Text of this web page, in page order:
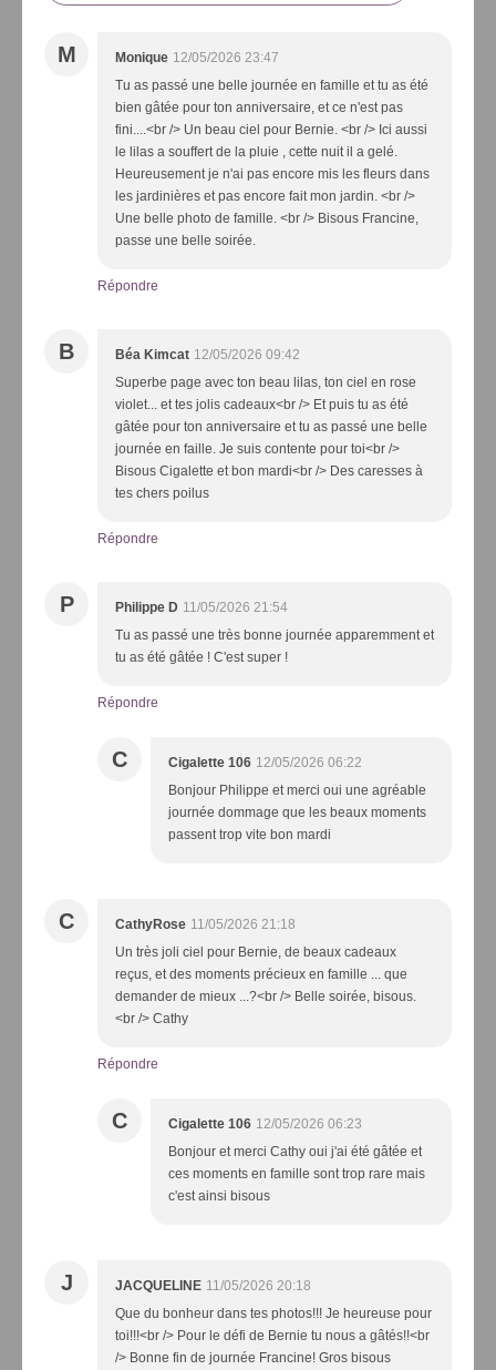
M Monique 12/05/2026 23:47
Tu as passé une belle journée en famille et tu as été
bien gâtée pour ton anniversaire, et ce n'est pas
fini....<br /> Un beau ciel pour Bernie. <br /> Ici aussi
le lilas a souffert de la pluie , cette nuit il a gelé.
Heureusement je n'ai pas encore mis les fleurs dans
les jardinières et pas encore fait mon jardin. <br />
Une belle photo de famille. <br /> Bisous Francine,
passe une belle soirée.
Répondre
B Béa Kimcat 12/05/2026 09:42
Superbe page avec ton beau lilas, ton ciel en rose
violet... et tes jolis cadeaux<br /> Et puis tu as été
gâtée pour ton anniversaire et tu as passé une belle
journée en faille. Je suis contente pour toi<br />
Bisous Cigalette et bon mardi<br /> Des caresses à
tes chers poilus
Répondre
P Philippe D 11/05/2026 21:54
Tu as passé une très bonne journée apparemment et
tu as été gâtée ! C'est super !
Répondre
C Cigalette 106 12/05/2026 06:22
Bonjour Philippe et merci oui une agréable
journée dommage que les beaux moments
passent trop vite bon mardi
C CathyRose 11/05/2026 21:18
Un très joli ciel pour Bernie, de beaux cadeaux
reçus, et des moments précieux en famille ... que
demander de mieux ...?<br /> Belle soirée, bisous.
<br /> Cathy
Répondre
C Cigalette 106 12/05/2026 06:23
Bonjour et merci Cathy oui j'ai été gâtée et
ces moments en famille sont trop rare mais
c'est ainsi bisous
J JACQUELINE 11/05/2026 20:18
Que du bonheur dans tes photos!!! Je heureuse pour
toi!!!<br /> Pour le défi de Bernie tu nous a gâtés!!<br
/> Bonne fin de journée Francine! Gros bisous